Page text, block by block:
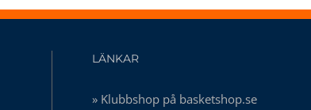
LÄNKAR
» Klubbshop på basketshop.se